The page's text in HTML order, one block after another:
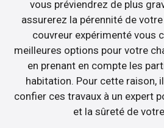
vous préviendrez de plus
assurerez la pérennité de
couvreur expérimenté vous
meilleures options pour votre
en prenant en compte les
habitation. Pour cette raison,
confier ces travaux à un expert
et la sûreté de